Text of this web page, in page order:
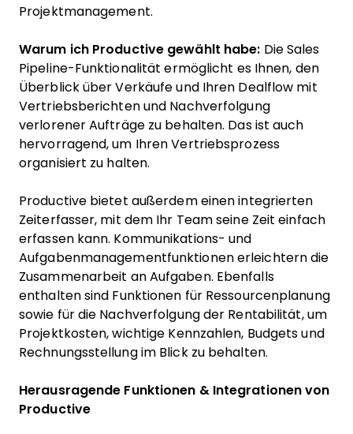
Projektmanagement.
Warum ich Productive gewählt habe: Die Sales
Pipeline-Funktionalität ermöglicht es Ihnen, den
Überblick über Verkäufe und Ihren Dealflow mit
Vertriebsberichten und Nachverfolgung
verlorener Aufträge zu behalten. Das ist auch
hervorragend, um Ihren Vertriebsprozess
organisiert zu halten.
Productive bietet außerdem einen integrierten
Zeiterfasser, mit dem Ihr Team seine Zeit einfach
erfassen kann. Kommunikations- und
Aufgabenmanagementfunktionen erleichtern die
Zusammenarbeit an Aufgaben. Ebenfalls
enthalten sind Funktionen für Ressourcenplanung
sowie für die Nachverfolgung der Rentabilität, um
Projektkosten, wichtige Kennzahlen, Budgets und
Rechnungsstellung im Blick zu behalten.
Herausragende Funktionen & Integrationen von
Productive